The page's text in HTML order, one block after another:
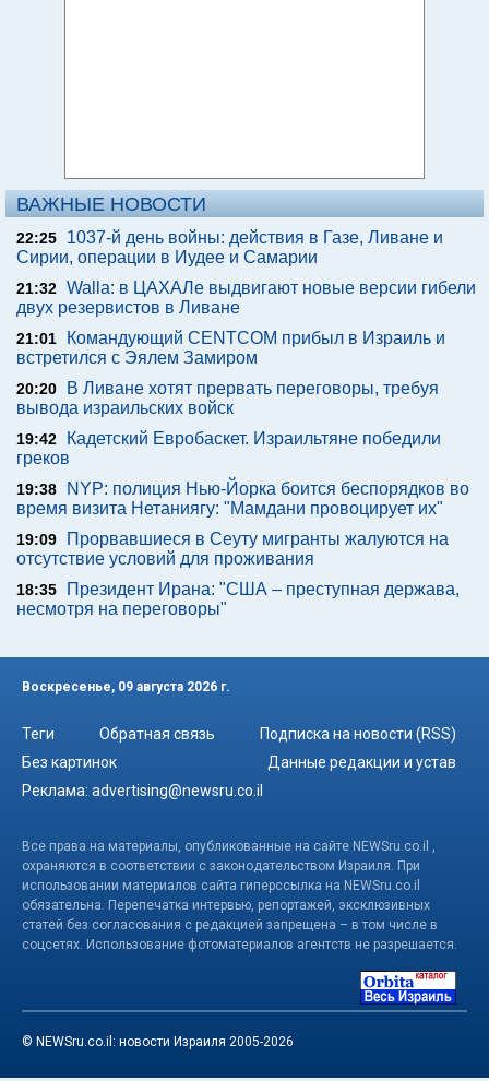
ВАЖНЫЕ НОВОСТИ
22:25
1037-й день войны: действия в Газе, Ливане и
Сирии, операции в Иудее и Самарии
21:32 Walla: в ЦАХАЛе выдвигают новые версии гибели
двух резервистов в Ливане
21:01
Командующий CENTCOM прибыл в Израиль и
встретился с Эялем Замиром
20:20
В Ливане хотят прервать переговоры, требуя
вывода израильских войск
19:42
Кадетский Евробаскет. Израильтяне победили
греков
19:38
NYP: полиция Нью-Йорка боится беспорядков во
время визита Нетаниягу: "Мамдани провоцирует их"
19:09
Прорвавшиеся в Сеуту мигранты жалуются на
отсутствие условий для проживания
18:35
Президент Ирана: "США – преступная держава,
несмотря на переговоры"
Воскресенье, 09 августа 2026 г.
Теги Обратная связь
Подписка на новости (RSS)
Без картинок
Данные редакции и устав
Реклама: advertising@newsru.co.il
Все права на материалы, опубликованные на сайте NEWSru.co.il ,
охраняются в соответствии с законодательством Израиля. При
использовании материалов сайта гиперссылка на NEWSru.co.il
обязательна. Перепечатка интервью, репортажей, эксклюзивных
статей без согласования с редакцией запрещена – в том числе в
соцсетях. Использование фотоматериалов агентств не разрешается.
© NEWSru.co.il: новости Израиля 2005-2026